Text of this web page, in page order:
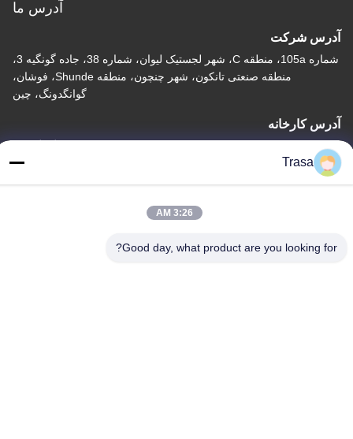
آدرس ما
آدرس شرکت
شماره 105a، منطقه C، شهر لجستیک لیوان، شماره 38، جاده گونگیه 3،
منطقه صنعتی تانکون، شهر چنچون، منطقه Shunde، فوشان،
گوانگدونگ، چین
آدرس کارخانه
منطقه صنعتی تانکون، شهر چنچون، منطقه Shunde، فوشان،
Trasa
3:26 AM
Good day, what product are you looking for?